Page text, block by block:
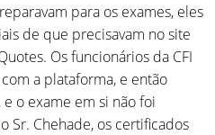
para os exames, eles
de que precisavam no site
Os funcionários da CFI
a plataforma, e então
o exame em si não foi
Sr. Chehade, os certificados